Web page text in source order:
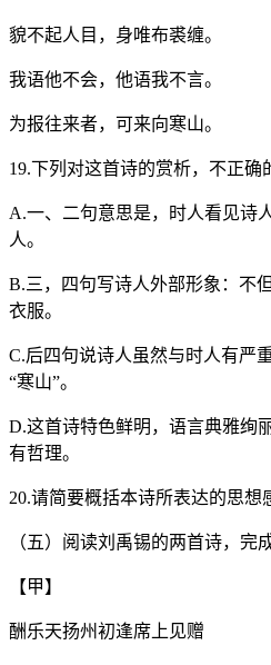
貌不起人目，身唯布裘缠。
我语他不会，他语我不言。
为报往来者，可来向寒山。
19.下列对这首诗的赏析，不正确
A.一、二句意思是，时人看见诗
人。
B.三，四句写诗人外部形象：不
衣服。
C.后四句说诗人虽然与时人有严
“寒山”。
D.这首诗特色鲜明，语言典雅绚
有哲理。
20.请简要概括本诗所表达的思想
（五）阅读刘禹锡的两首诗，完
【甲】
酬乐天扬州初逢席上见赠